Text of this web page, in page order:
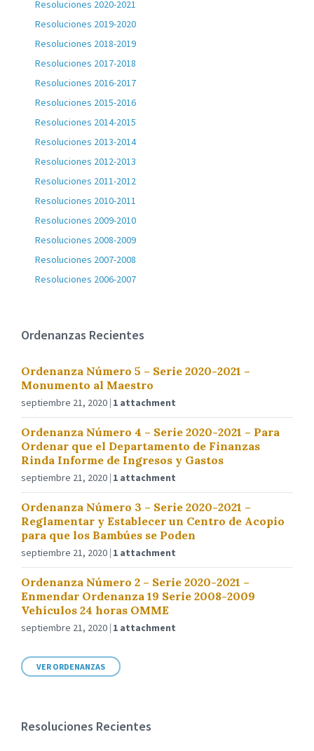
Resoluciones 2020-2021
Resoluciones 2019-2020
Resoluciones 2018-2019
Resoluciones 2017-2018
Resoluciones 2016-2017
Resoluciones 2015-2016
Resoluciones 2014-2015
Resoluciones 2013-2014
Resoluciones 2012-2013
Resoluciones 2011-2012
Resoluciones 2010-2011
Resoluciones 2009-2010
Resoluciones 2008-2009
Resoluciones 2007-2008
Resoluciones 2006-2007
Ordenanzas Recientes
Ordenanza Número 5 – Serie 2020-2021 –
Monumento al Maestro
septiembre 21, 2020 1 attachment
Ordenanza Número 4 – Serie 2020-2021 – Para
Ordenar que el Departamento de Finanzas
Rinda Informe de Ingresos y Gastos
septiembre 21, 2020 1 attachment
Ordenanza Número 3 – Serie 2020-2021 –
Reglamentar y Establecer un Centro de Acopio
para que los Bambúes se Poden
septiembre 21, 2020 1 attachment
Ordenanza Número 2 – Serie 2020-2021 –
Enmendar Ordenanza 19 Serie 2008-2009
Vehículos 24 horas OMME
septiembre 21, 2020 1 attachment
VER ORDENANZAS
Resoluciones Recientes